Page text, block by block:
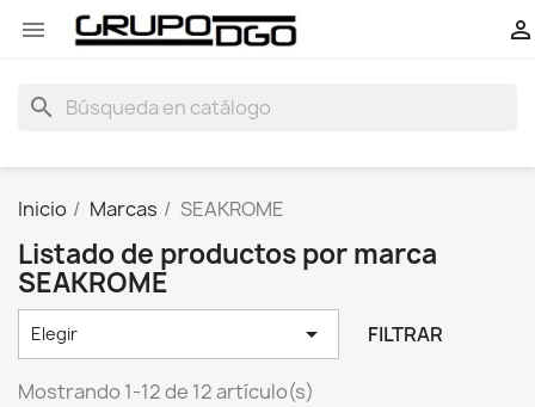
 
search
Inicio Marcas SEAKROME
Listado de productos por marca
SEAKROME
Elegir  FILTRAR
Mostrando 1-12 de 12 artículo(s)